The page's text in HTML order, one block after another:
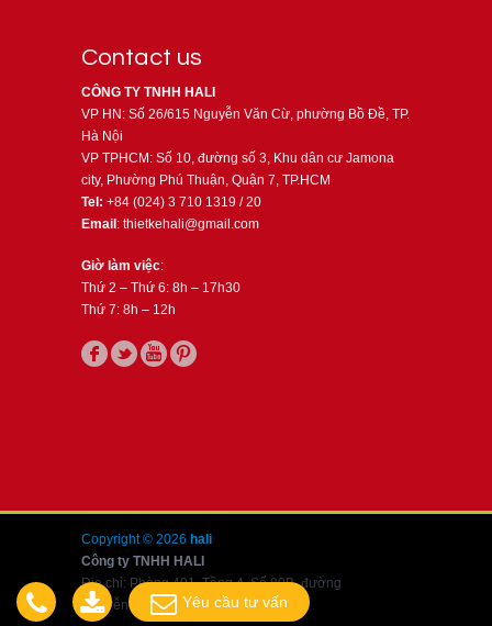
Contact us
CÔNG TY TNHH HALI
VP HN: Số 26/615 Nguyễn Văn Cừ, phường Bồ Đề, TP.
Hà Nội
VP TPHCM: Số 10, đường số 3, Khu dân cư Jamona
city, Phường Phú Thuận, Quận 7, TP.HCM
Tel: +84 (024) 3 710 1319 / 20
Email : thietkehali@gmail.com
Giờ làm việc:
Thứ 2 – Thứ 6: 8h – 17h30
Thứ 7: 8h – 12h
Copyright © 2026 hali
Công ty TNHH HALI
Địa chỉ: Phòng 401, Tầng 4, Số 80B, đường
Nguyễn Văn Cừ, Long Biên, Hà Nội
Yêu cầu tư vấn